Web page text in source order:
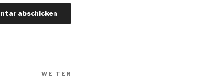
WEITER